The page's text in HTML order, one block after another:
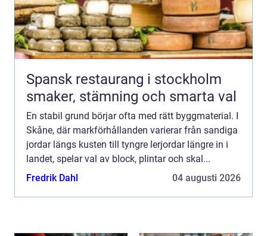
Spansk restaurang i stockholm
smaker, stämning och smarta val
En stabil grund börjar ofta med rätt byggmaterial. I
Skåne, där markförhållanden varierar från sandiga
jordar längs kusten till tyngre lerjordar längre in i
landet, spelar val av block, plintar och skal...
Fredrik Dahl
04 augusti 2026